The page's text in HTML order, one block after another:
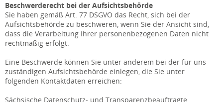
Beschwerderecht bei der Aufsichtsbehörde
Sie haben gemäß Art. 77 DSGVO das Recht, sich bei der
Aufsichtsbehörde zu beschweren, wenn Sie der Ansicht sind,
dass die Verarbeitung Ihrer personenbezogenen Daten nicht
rechtmäßig erfolgt.
Eine Beschwerde können Sie unter anderem bei der für uns
zuständigen Aufsichtsbehörde einlegen, die Sie unter
folgenden Kontaktdaten erreichen:
Sächsische Datenschutz- und Transparenzbeauftragte